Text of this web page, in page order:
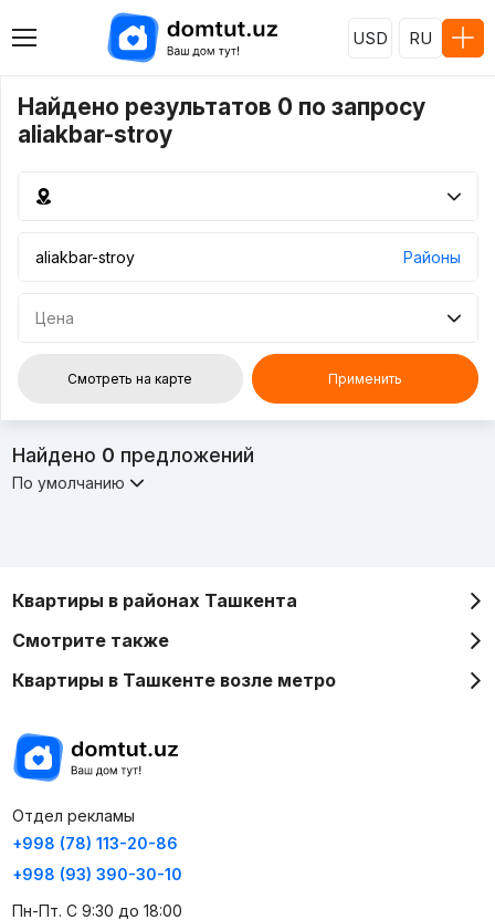
USD RU
Найдено результатов 0 по запросу
aliakbar-stroy
Районы
Цена
Смотреть на карте Применить
Найдено 0 предложений
По умолчанию
Квартиры в районах Ташкента
Смотрите также
Квартиры в Ташкенте возле метро
Отдел рекламы
+998 (78) 113-20-86
+998 (93) 390-30-10
Пн-Пт. С 9:30 до 18:00